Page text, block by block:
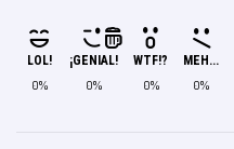
b
er e
dI
n
s
A
p
LOL!
0%
¡GENIAL!
0%
WTF!?
0%
MEH...
0%